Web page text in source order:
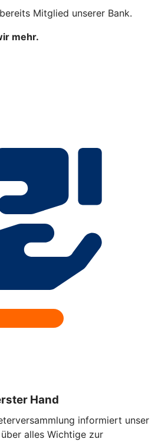
Mitglied unserer Bank.
mehr.
Hand
informiert unser
alles Wichtige zur